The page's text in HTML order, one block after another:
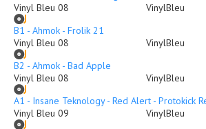
Vinyl Bleu 08
VinylBleu
B1 - Ahmok - Frolik 21
Vinyl Bleu 08
VinylBleu
B2 - Ahmok - Bad Apple
Vinyl Bleu 08
VinylBleu
A1 - Insane Teknology - Red Alert - Protokick
Vinyl Bleu 09
VinylBleu